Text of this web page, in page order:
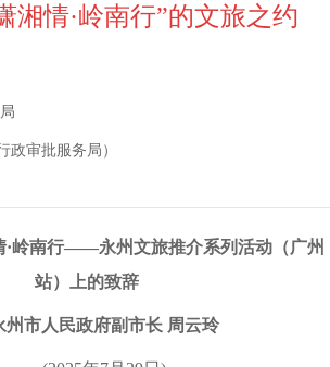
湘情·岭南行”的文旅之约
政审批服务局）
·岭南行——永州文旅推介系列活动（广州
站）上的致辞
州市人民政府副市长 周云玲